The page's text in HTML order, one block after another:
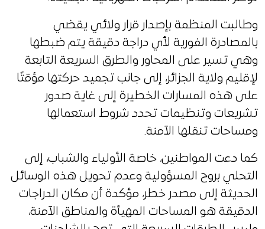
وطالبت المنظمة بإصدار قرار ولائي يقضي
بالمصادرة الفورية لأي دراجة دقيقة يتم ضبطها
وهي تسير على المحاور والطرق السريعة التابعة
لإقليم ولاية الجزائر، إلى جانب تجميد حركتها مؤقتًا
على هذه المسارات الخطيرة إلى غاية صدور
تشريعات وتنظيمات تحدد شروط استعمالها
ومساحات تنقلها الآمنة.
كما دعت المواطنين، خاصة الأولياء والشباب، إلى
التحلي بروح المسؤولية وعدم تحويل هذه الوسائل
الحديثة إلى مصدر خطر، مؤكدة أن مكان الدراجات
الدقيقة هو المساحات المهيأة والمناطق الآمنة،